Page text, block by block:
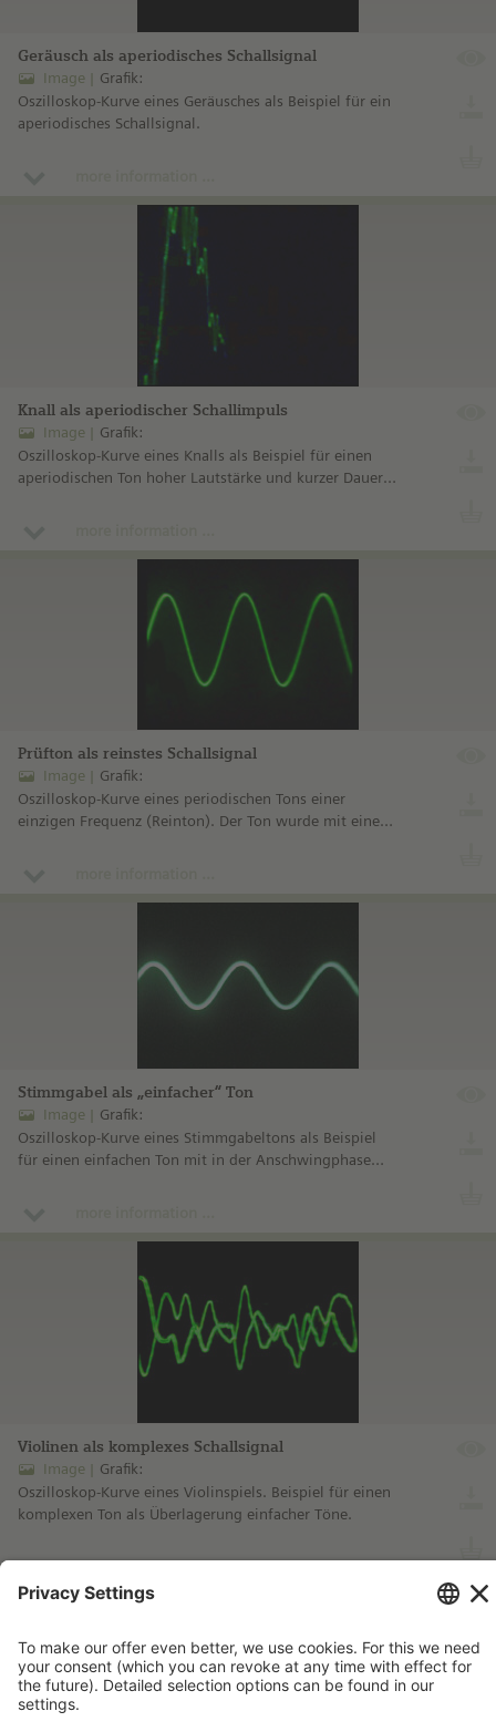
Geräusch als aperiodisches Schallsignal
Image
Grafik:
Oszilloskop-Kurve eines Geräusches als Beispiel für ein
aperiodisches Schallsignal.
Knall als aperiodischer Schallimpuls
Image
Grafik:
Oszilloskop-Kurve eines Knalls als Beispiel für einen
aperiodischen Ton hoher Lautstärke und kurzer Dauer
Prüfton als reinstes Schallsignal
Image
Grafik:
Oszilloskop-Kurve eines periodischen Tons einer
einzigen Frequenz (Reinton). Der Ton wurde mit einem
Stimmgabel als „einfacher“ Ton
Image
Grafik:
Oszilloskop-Kurve eines Stimmgabeltons als Beispiel
für einen einfachen Ton mit in der Anschwingphase
Violinen als komplexes Schallsignal
Image
Grafik:
Oszilloskop-Kurve eines Violinspiels. Beispiel für einen
komplexen Ton als Überlagerung einfacher Töne.
Imprint